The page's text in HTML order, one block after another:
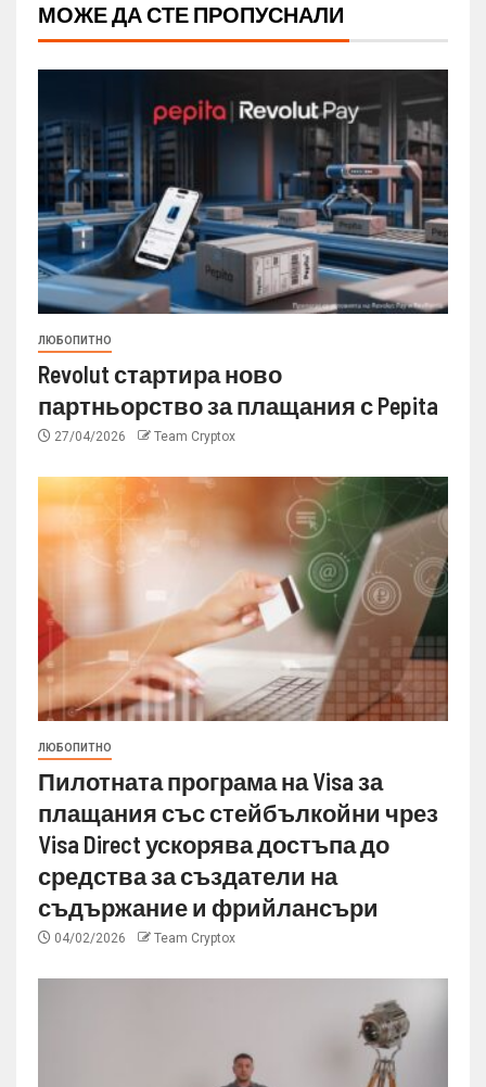
МОЖЕ ДА СТЕ ПРОПУСНАЛИ
ЛЮБОПИТНО
Revolut стартира ново
партньорство за плащания с Pepita
27/04/2026 Team Cryptox
ЛЮБОПИТНО
Пилотната програма на Visa за
плащания със стейбълкойни чрез
Visa Direct ускорява достъпа до
средства за създатели на
съдържание и фрийлансъри
04/02/2026 Team Cryptox